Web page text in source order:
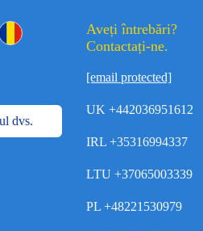
dvs.
Aveți întrebări?
Contactați-ne.
[email protected]
UK +442036951612
IRL +35316994337
LTU +37065003339
PL +48221530979